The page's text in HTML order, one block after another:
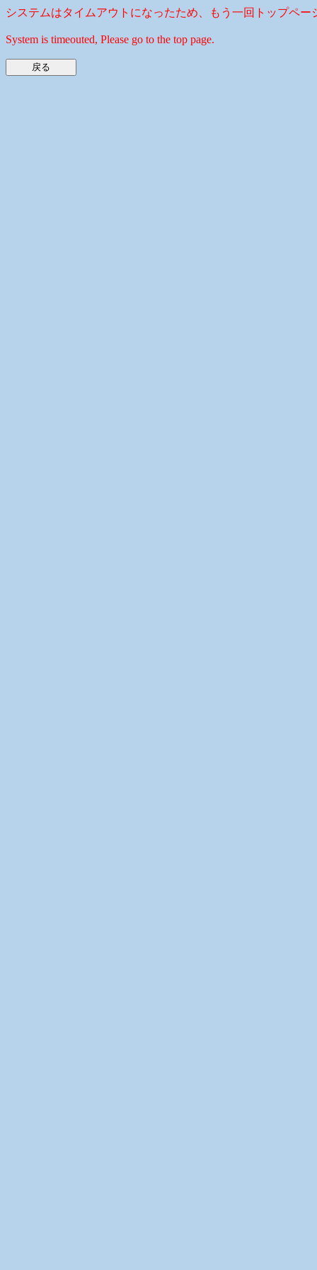
システムはタイムアウトになったため、もう一回トップペー
System is timeouted, Please go to the top page.